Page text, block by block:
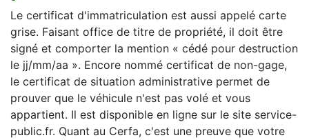
Le certificat d'immatriculation est aussi appelé carte
grise. Faisant office de titre de propriété, il doit être
signé et comporter la mention « cédé pour destruction
le jj/mm/aa ». Encore nommé certificat de non-gage,
le certificat de situation administrative permet de
prouver que le véhicule n'est pas volé et vous
appartient. Il est disponible en ligne sur le site service-
public.fr. Quant au Cerfa, c'est une preuve que votre